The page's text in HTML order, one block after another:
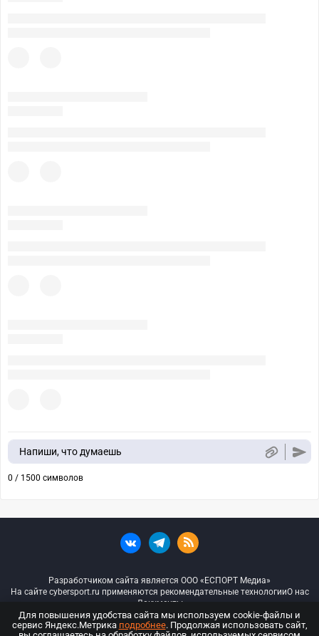
Напиши, что думаешь
0 / 1500 символов
Разработчиком сайта является ООО «ЕСПОРТ Медиа»
На сайте cybersport.ru применяются рекомендательные технологииО нас
Документы
© ООО «Киберспорт.ру» — Все права защищены
Для повышения удобства сайта мы используем cookie-файлы и
сервис Яндекс.Метрика подробнее. Продолжая использовать сайт,